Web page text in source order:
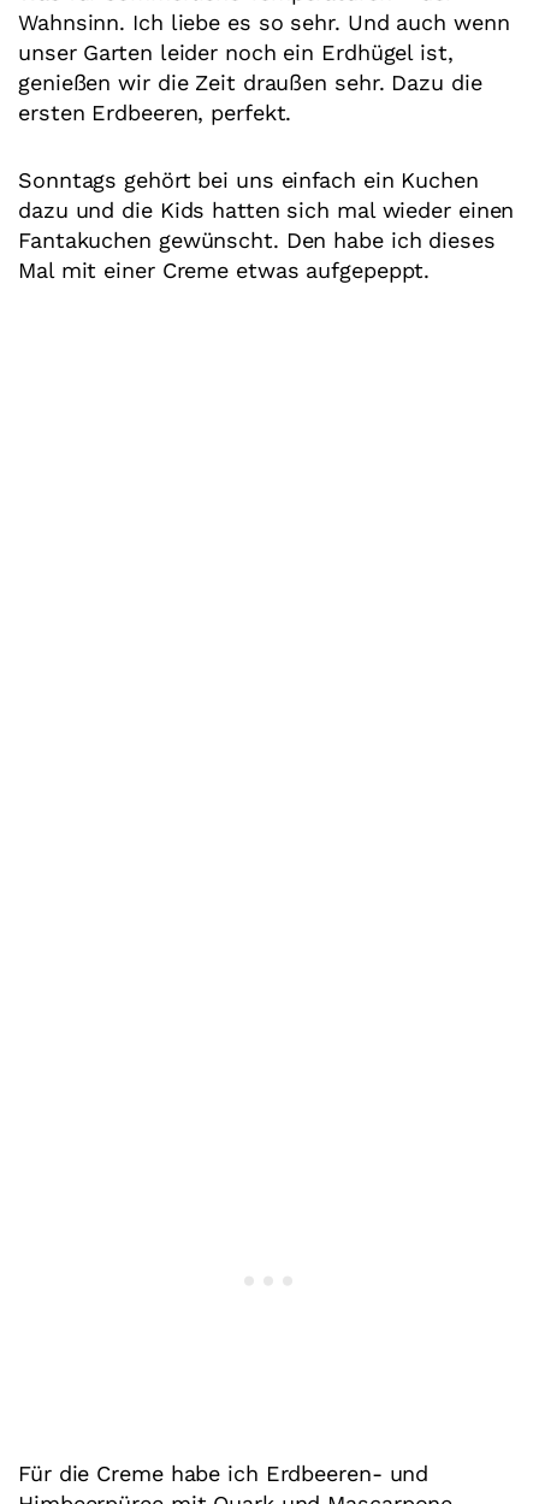
Wahnsinn. Ich liebe es so sehr. Und auch wenn
unser Garten leider noch ein Erdhügel ist,
genießen wir die Zeit draußen sehr. Dazu die
ersten Erdbeeren, perfekt.
Sonntags gehört bei uns einfach ein Kuchen
dazu und die Kids hatten sich mal wieder einen
Fantakuchen gewünscht. Den habe ich dieses
Mal mit einer Creme etwas aufgepeppt.
Für die Creme habe ich Erdbeeren- und